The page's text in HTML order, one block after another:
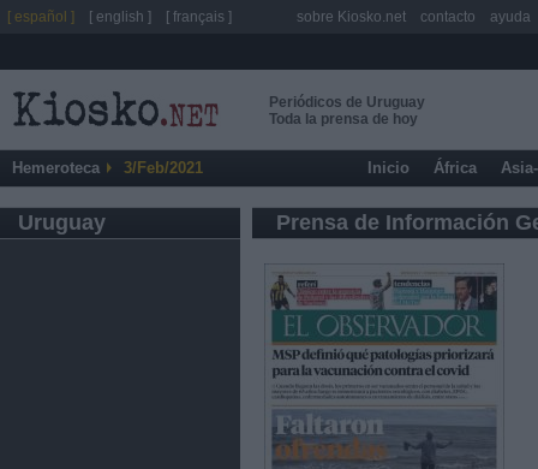
Periódicos de Uruguay
Toda la prensa de hoy
Hemeroteca 3/Feb/2021 Inicio África
Uruguay Prensa de Información
[ español ] [ english ] [ français ] sobre Kiosko.net contacto ayuda